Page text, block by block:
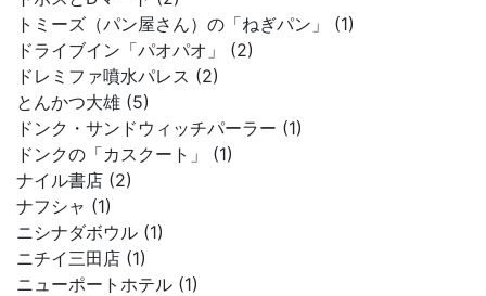
トミーズ（パン屋さん）の「ねぎパン」 (1)
ドライブイン「パオパオ」 (2)
ドレミファ噴水パレス (2)
とんかつ大雄 (5)
ドンク・サンドウィッチパーラー (1)
ドンクの「カスクート」 (1)
ナイル書店 (2)
ナフシャ (1)
ニシナダボウル (1)
ニチイ三田店 (1)
ニューポートホテル (1)